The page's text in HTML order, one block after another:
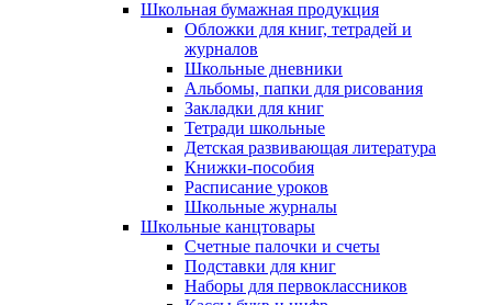
Школьная бумажная продукция
Обложки для книг, тетрадей и
журналов
Школьные дневники
Альбомы, папки для рисования
Закладки для книг
Тетради школьные
Детская развивающая литература
Книжки-пособия
Расписание уроков
Школьные журналы
Школьные канцтовары
Счетные палочки и счеты
Подставки для книг
Наборы для первоклассников